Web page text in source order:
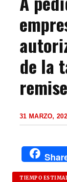
de la
31 MARZO,
TIEMPO